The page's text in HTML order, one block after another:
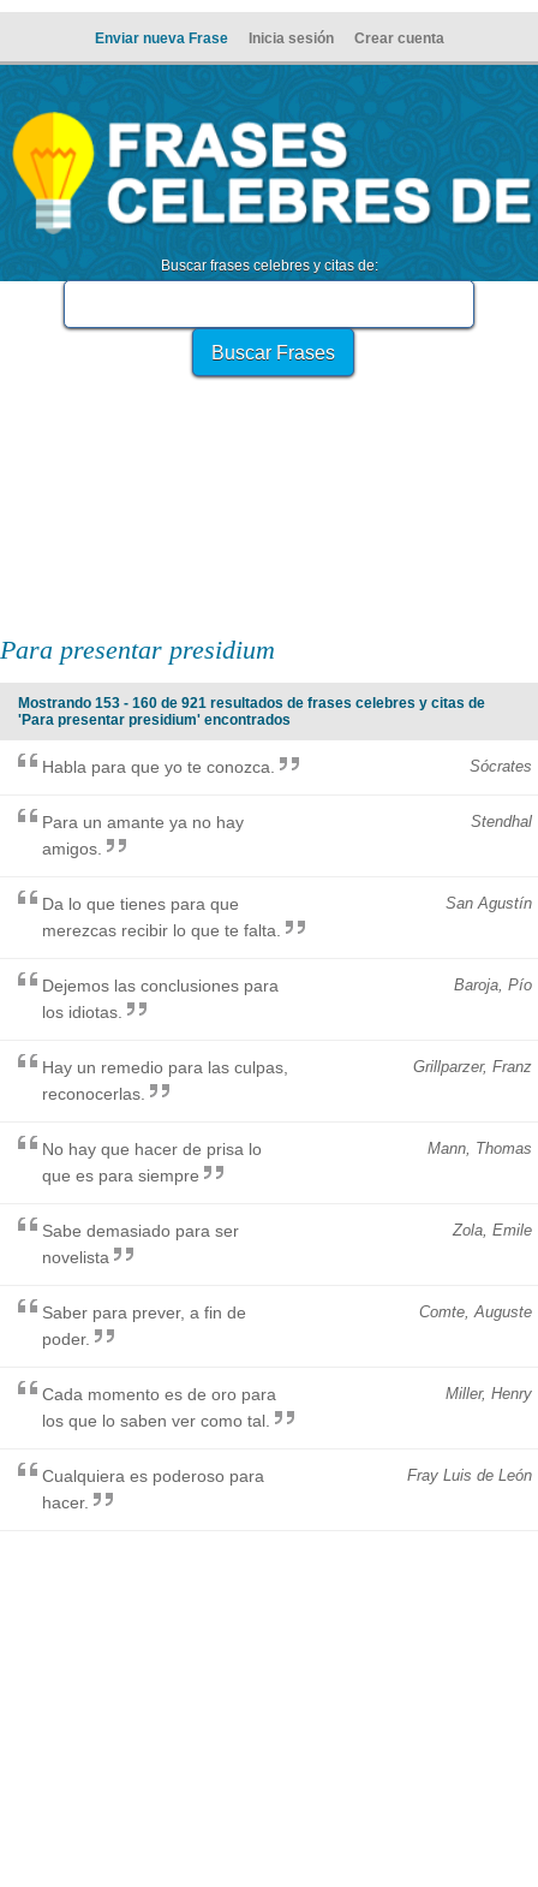
Enviar nueva Frase Inicia sesión Crear cuenta
Buscar frases celebres y citas de:
Para presentar presidium
Mostrando 153 - 160 de 921 resultados de frases celebres y citas de
'Para presentar presidium' encontrados
Sócrates
Habla para que yo te conozca.
Stendhal
Para un amante ya no hay
amigos.
San Agustín
Da lo que tienes para que
merezcas recibir lo que te falta.
Baroja, Pío
Dejemos las conclusiones para
los idiotas.
Grillparzer, Franz
Hay un remedio para las culpas,
reconocerlas.
Mann, Thomas
No hay que hacer de prisa lo
que es para siempre
Zola, Emile
Sabe demasiado para ser
novelista
Comte, Auguste
Saber para prever, a fin de
poder.
Miller, Henry
Cada momento es de oro para
los que lo saben ver como tal.
Fray Luis de León
Cualquiera es poderoso para
hacer.